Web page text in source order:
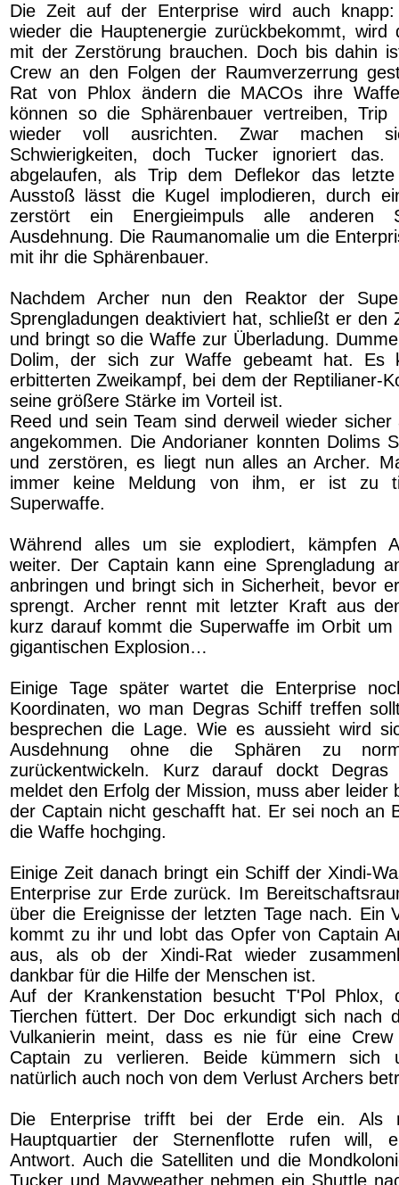
Die Zeit auf der Enterprise wird auch
wieder die Hauptenergie zurückbekommt, wird
mit der Zerstörung brauchen. Doch bis dahin
Crew an den Folgen der Raumverzerrung
Rat von Phlox ändern die MACOs ihre
können so die Sphärenbauer vertreiben,
wieder voll ausrichten. Zwar machen
Schwierigkeiten, doch Tucker ignoriert
abgelaufen, als Trip dem Deflekor das
Ausstoß lässt die Kugel implodieren, durch
zerstört ein Energieimpuls alle anderen
Ausdehnung. Die Raumanomalie um die
mit ihr die Sphärenbauer.
Nachdem Archer nun den Reaktor der
Sprengladungen deaktiviert hat, schließt er den
und bringt so die Waffe zur Überladung.
Dolim, der sich zur Waffe gebeamt hat. Es
erbitterten Zweikampf, bei dem der Reptilianer-
seine größere Stärke im Vorteil ist.
Reed und sein Team sind derweil wieder
angekommen. Die Andorianer konnten Dolims
und zerstören, es liegt nun alles an Archer.
immer keine Meldung von ihm, er ist zu
Superwaffe.
Während alles um sie explodiert, kämpfen
weiter. Der Captain kann eine Sprengladung
anbringen und bringt sich in Sicherheit, bevor
sprengt. Archer rennt mit letzter Kraft aus
kurz darauf kommt die Superwaffe im Orbit
gigantischen Explosion…
Einige Tage später wartet die Enterprise
Koordinaten, wo man Degras Schiff treffen
besprechen die Lage. Wie es aussieht wird
Ausdehnung ohne die Sphären zu
zurückentwickeln. Kurz darauf dockt
meldet den Erfolg der Mission, muss aber leider
der Captain nicht geschafft hat. Er sei noch an
die Waffe hochging.
Einige Zeit danach bringt ein Schiff der Xindi-
Enterprise zur Erde zurück. Im
über die Ereignisse der letzten Tage nach. Ein
kommt zu ihr und lobt das Opfer von Captain
aus, als ob der Xindi-Rat wieder
dankbar für die Hilfe der Menschen ist.
Auf der Krankenstation besucht T'Pol Phlox,
Tierchen füttert. Der Doc erkundigt sich nach
Vulkanierin meint, dass es nie für eine
Captain zu verlieren. Beide kümmern sich
natürlich auch noch von dem Verlust Archers
Die Enterprise trifft bei der Erde ein. Als
Hauptquartier der Sternenflotte rufen will,
Antwort. Auch die Satelliten und die
Tucker und Mayweather nehmen ein Shuttle